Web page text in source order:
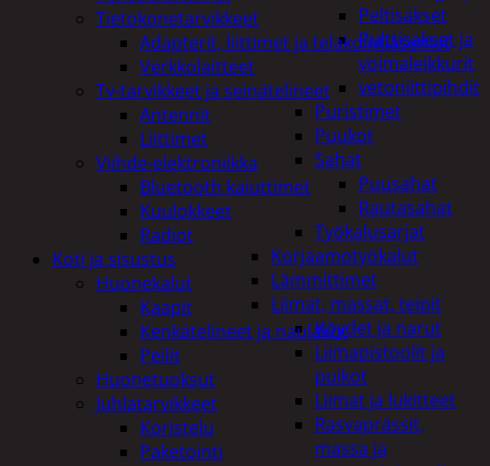
Peltisakset
Pulttisakset ja
voimaleikkurit
vetoniittipihdit
Puristimet
Puukot
Sahat
Puusahat
Rautasahat
Työkalusarjat
Korjaamotyökalut
Lämmittimet
Liimat, massat, teipit
Köydet ja narut
Liimapistoolit ja
puikot
Liimat ja lukitteet
Rasvaprässit,
massa ja
Tietokonetarvikkeet
Adapterit, liittimet ja telakointiasemat
Verkkolaitteet
Tv-tarvikkeet ja seinätelineet
Antennit
Liittimet
Viihde-elektroniikka
Bluetooth kaiuttimet
Kuulokkeet
Radiot
Koti ja sisustus
Huonekalut
Kaapit
Kenkätelineet ja naulakot
Peilit
Huonetuoksut
Juhlatarvikkeet
Koristelu
Paketointi